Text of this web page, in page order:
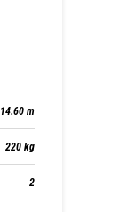
14.60 m
220 kg
2